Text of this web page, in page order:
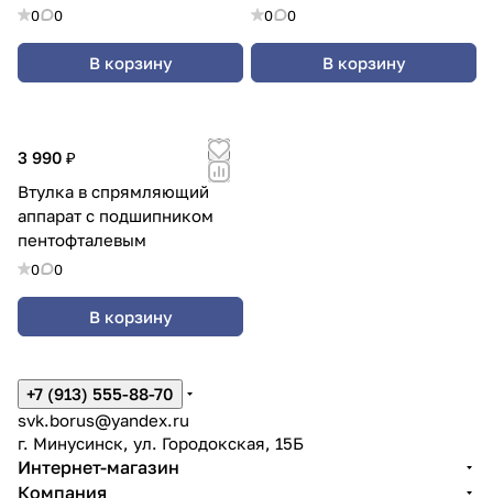
0 0
В корзину
0 0
В корзину
3 990 ₽
Втулка в спрямляющий
аппарат с подшипником
пентофталевым
0 0
В корзину
+7 (913) 555-88-70
svk.borus@yandex.ru
г. Минусинск, ул. Городокская, 15Б
Интернет-магазин
Компания